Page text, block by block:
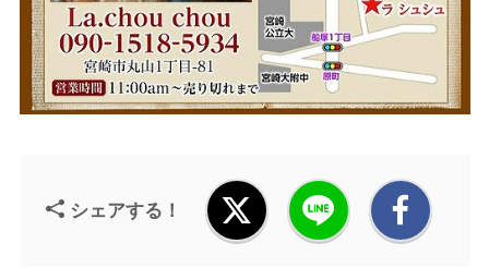
シェアする！